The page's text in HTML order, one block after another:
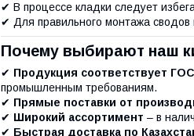
✔ В процессе кладки следует
✔ Для правильного монтажа
Почему выбирают наш
✔ Продукция соответствует
промышленным требованиям.
✔ Прямые поставки от
✔ Широкий ассортимент – в
✔ Быстрая доставка по